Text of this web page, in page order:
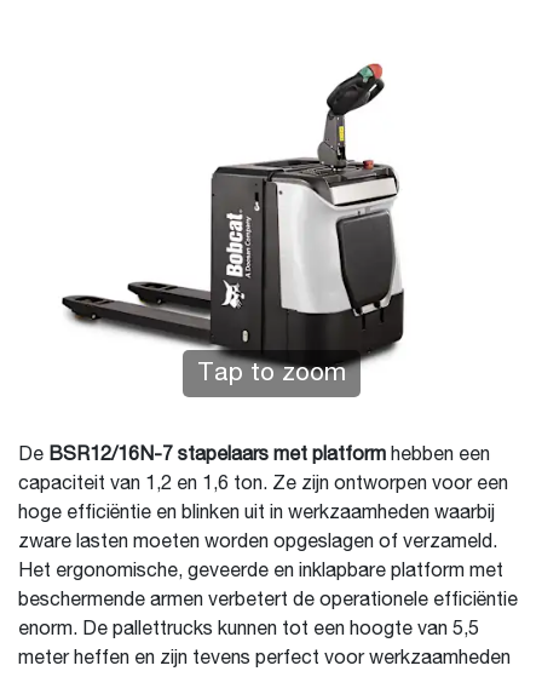
Tap to zoom
De BSR12/16N-7 stapelaars met platform hebben een
capaciteit van 1,2 en 1,6 ton. Ze zijn ontworpen voor een
hoge efficiëntie en blinken uit in werkzaamheden waarbij
zware lasten moeten worden opgeslagen of verzameld.
Het ergonomische, geveerde en inklapbare platform met
beschermende armen verbetert de operationele efficiëntie
enorm. De pallettrucks kunnen tot een hoogte van 5,5
meter heffen en zijn tevens perfect voor werkzaamheden